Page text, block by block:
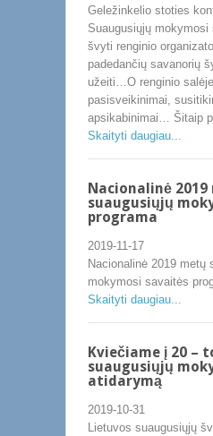
Geležinkelio stoties
Suaugusiųjų
švyti renginio
padedančių savanorių
užeiti…O renginio
pasisveikinimai,
apsikabinimai… Šitaip
Skaityti daugiau...
Nacionalinė 2019
suaugusiųjų
programa
2019-11-17
Nacionalinė 2019 metų
mokymosi savaitės
Skaityti daugiau...
Kviečiame į 20 –
suaugusiųjų
atidarymą
2019-10-31
Lietuvos suaugusiųjų